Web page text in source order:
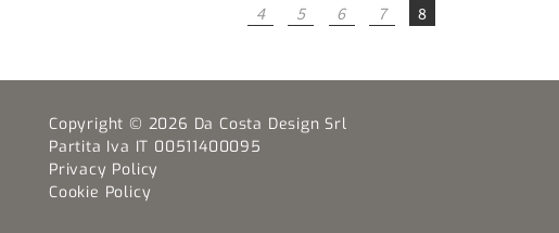
4 5 6 7 8
Copyright © 2026 Da Costa Design Srl
Partita Iva IT 00511400095
Privacy Policy
Cookie Policy